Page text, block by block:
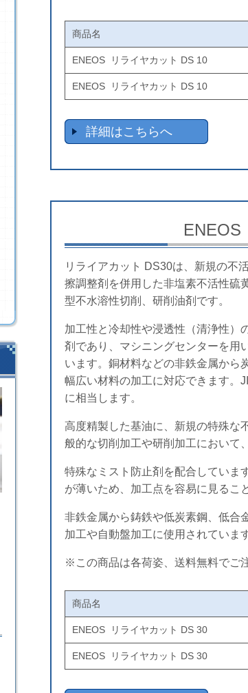
商品名
ENEOS リライヤカット DS 10
ENEOS リライヤカット DS 10
詳細はこちらへ
リライアカット DS30は、新規の不
擦調整剤を併用した非塩素不活性硫
型不水溶性切削、研削油剤です。
加工性と冷却性や浸透性（清浄性）
剤であり、マシニングセンターを用
います。銅材料などの非鉄金属から
幅広い材料の加工に対応できます。
に相当します。
高度精製した基油に、新規の特殊な
般的な切削加工や研削加工において
特殊なミスト防止剤を配合していま
が薄いため、加工点を容易に見るこ
非鉄金属から鋳鉄や低炭素鋼、低合
加工や自動盤加工に使用されています
※この商品は各荷姿、送料無料でご
商品名
ENEOS リライヤカット DS 30
ENEOS リライヤカット DS 30